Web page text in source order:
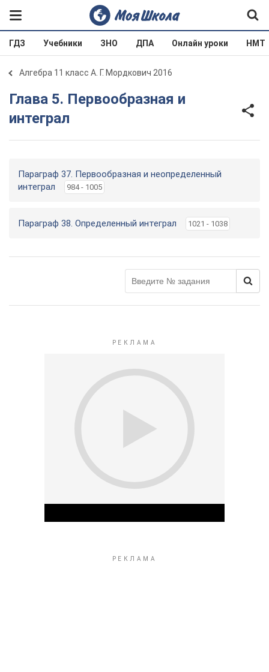
ГДЗ Учебники ЗНО ДПА Онлайн уроки НМТ
Алгебра 11 класс А. Г. Мордкович 2016
Глава 5. Первообразная и
интеграл
Параграф 37. Первообразная и неопределенный
интеграл
984 - 1005
Параграф 38. Определенный интеграл 1021 - 1038